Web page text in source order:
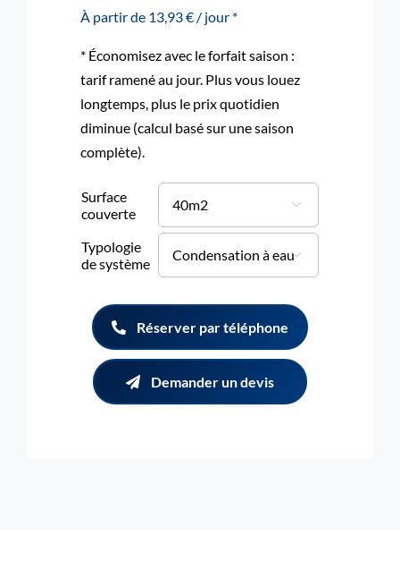
À partir de 13,93 € / jour *
* Économisez avec le forfait saison :
tarif ramené au jour. Plus vous louez
longtemps, plus le prix quotidien
diminue (calcul basé sur une saison
complète).
Surface
couverte

Typologie
de système

Réserver par téléphone
Demander un devis